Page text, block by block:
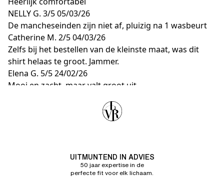
NELLY G. 3/505/03/26
De mancheseinden zijn niet af, pluizig na 1 wasbeurt
Catherine M. 2/504/03/26
Zelfs bij het bestellen van de kleinste maat, was dit
shirt helaas te groot. Jammer.
Elena G. 5/524/02/26
Mooi en zacht, maar valt groot uit
UITMUNTEND IN ADVIES
50 jaar expertise in de
perfecte fit voor elk lichaam.